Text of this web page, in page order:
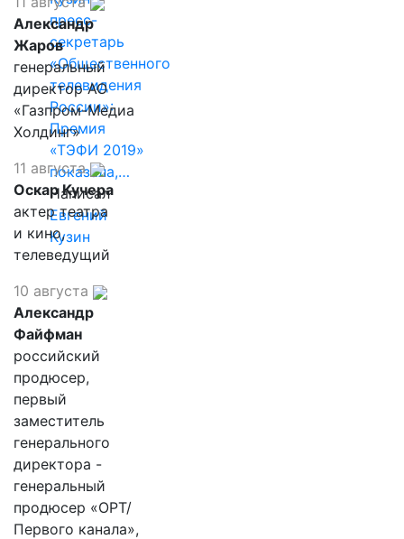
пресс-
секретарь
«Общественного
телевидения
России»:
Премия
«ТЭФИ 2019»
показала,…
Написал
Евгений
Кузин
Александр
Жаров
генеральный
директор АО
«Газпром-Медиа
Холдинг»
11 августа
Оскар Кучера
актер театра
и кино,
телеведущий
10 августа
Александр
Файфман
российский
продюсер,
первый
заместитель
генерального
директора -
генеральный
продюсер «ОРТ/
Первого канала»,